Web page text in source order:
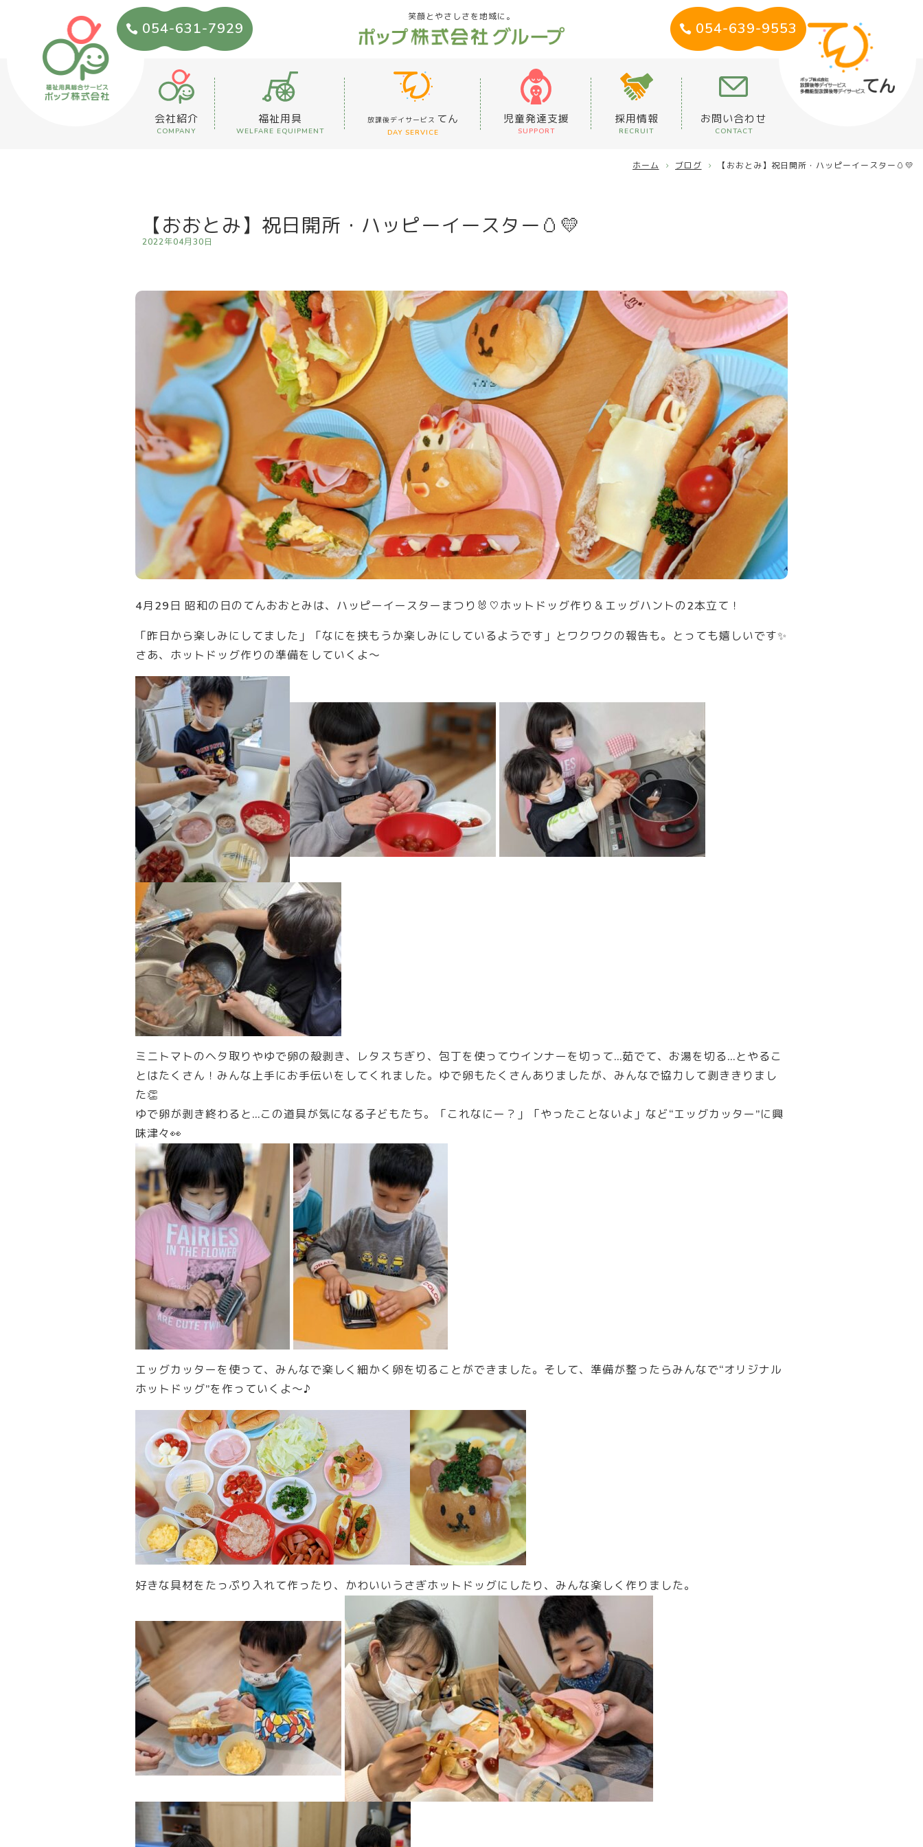
笑顔とやさしさを地域に。
054-631-7929 054-639-9553
会社紹介
COMPANY
福祉用具
WELFARE EQUIPMENT
放課後デイサービス てん
DAY SERVICE
児童発達支援
SUPPORT
採用情報
RECRUIT
お問い合わせ
CONTACT
ホーム ブログ 【おおとみ】祝日開所・ハッピーイースター🥚💛
【おおとみ】祝日開所・ハッピーイースター🥚💛
2022年04月30日
4月29日 昭和の日のてんおおとみは、ハッピーイースターまつり🐰♡ホットドッグ作り＆エッグハントの2本立て！
「昨日から楽しみにしてました」「なにを挟もうか楽しみにしているようです」とワクワクの報告も。とっても嬉しいです✨
さあ、ホットドッグ作りの準備をしていくよ～
ミニトマトのヘタ取りやゆで卵の殻剥き、レタスちぎり、包丁を使ってウインナーを切って…茹でて、お湯を切る…とやるこ
とはたくさん！みんな上手にお手伝いをしてくれました。ゆで卵もたくさんありましたが、みんなで協力して剥ききりまし
た👏
ゆで卵が剥き終わると…この道具が気になる子どもたち。「これなにー？」「やったことないよ」など“エッグカッター”に興
味津々👀
エッグカッターを使って、みんなで楽しく細かく卵を切ることができました。そして、準備が整ったらみんなで“オリジナル
ホットドッグ”を作っていくよ～♪
好きな具材をたっぷり入れて作ったり、かわいいうさぎホットドッグにしたり、みんな楽しく作りました。